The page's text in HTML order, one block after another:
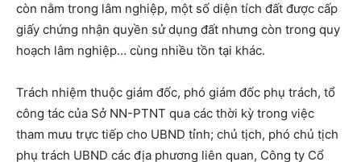
còn nằm trong lâm nghiệp, một số diện tích đất được cấp
giấy chứng nhận quyền sử dụng đất nhưng còn trong quy
hoạch lâm nghiệp… cùng nhiều tồn tại khác.
Trách nhiệm thuộc giám đốc, phó giám đốc phụ trách, tổ
công tác của Sở NN-PTNT qua các thời kỳ trong việc
tham mưu trực tiếp cho UBND tỉnh; chủ tịch, phó chủ tịch
phụ trách UBND các địa phương liên quan, Công ty Cổ